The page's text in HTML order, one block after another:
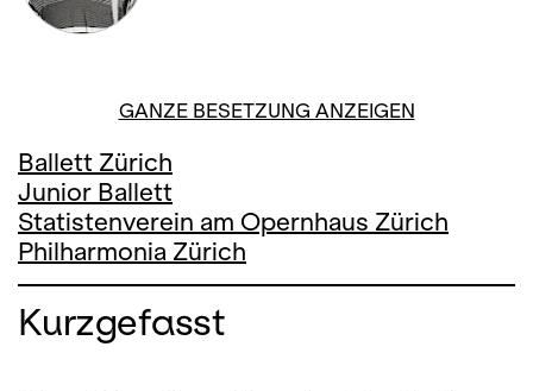
GANZE BESETZUNG ANZEIGEN
Ballett Zürich
Junior Ballett
Statistenverein am Opernhaus Zürich
Philharmonia Zürich
Kurzgefasst